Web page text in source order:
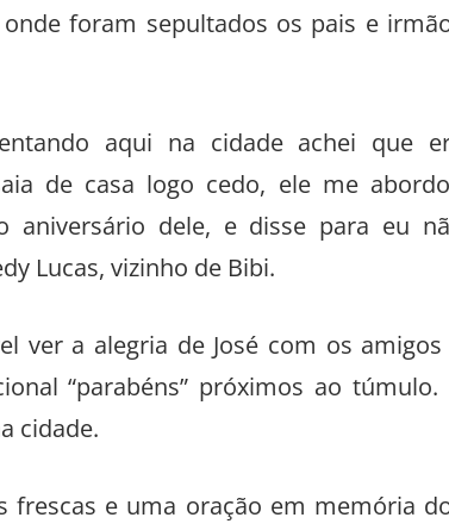
foram sepultados os pais e
aqui na cidade achei que
de casa logo cedo, ele me
dele, e disse para eu
Lucas, vizinho de Bibi.
ver a alegria de José com os amigos
“parabéns” próximos ao túmulo.
cidade.
frescas e uma oração em memória